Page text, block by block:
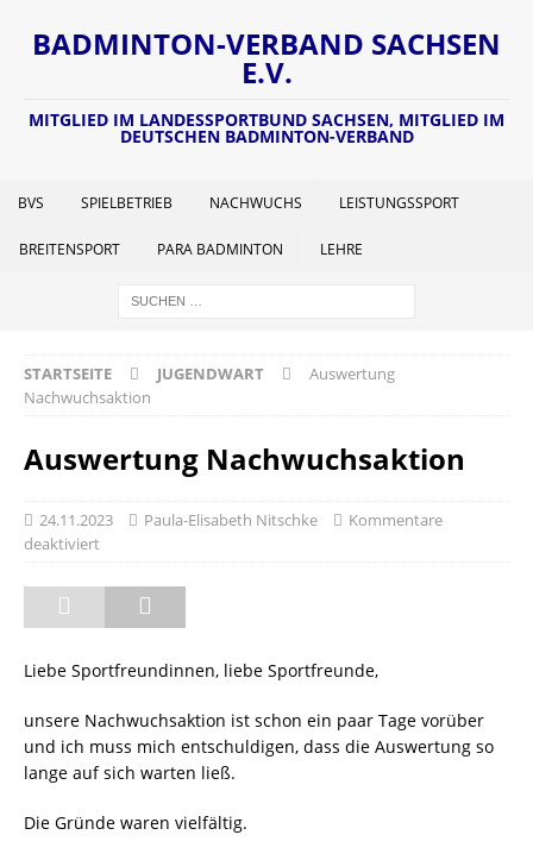
BADMINTON-VERBAND SACHSEN
E.V.
MITGLIED IM LANDESSPORTBUND SACHSEN, MITGLIED IM
DEUTSCHEN BADMINTON-VERBAND
BVS SPIELBETRIEB NACHWUCHS LEISTUNGSSPORT
BREITENSPORT PARA BADMINTON LEHRE
STARTSEITE JUGENDWART
Auswertung
Nachwuchsaktion
Auswertung Nachwuchsaktion
24.11.2023 Paula-Elisabeth Nitschke
Kommentare
deaktiviert
Liebe Sportfreundinnen, liebe Sportfreunde,
unsere Nachwuchsaktion ist schon ein paar Tage vorüber
und ich muss mich entschuldigen, dass die Auswertung so
lange auf sich warten ließ.
Die Gründe waren vielfältig.